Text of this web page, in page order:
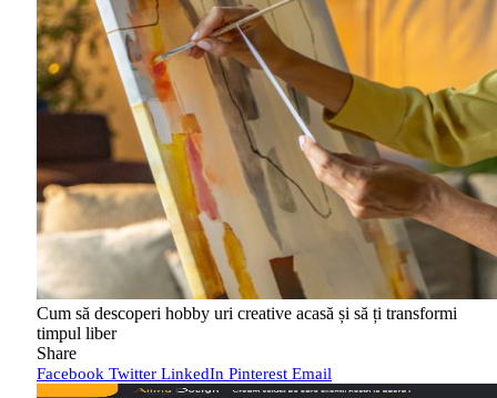
Cum să descoperi hobby uri creative acasă și să ți transformi
timpul liber
Share
Facebook Twitter LinkedIn Pinterest Email